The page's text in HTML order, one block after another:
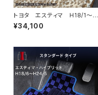
トヨタ エスティマ H18/1〜H
24/5（前期） 50系 フロアマ
ット一式 カーマット スペシャ
¥34,100